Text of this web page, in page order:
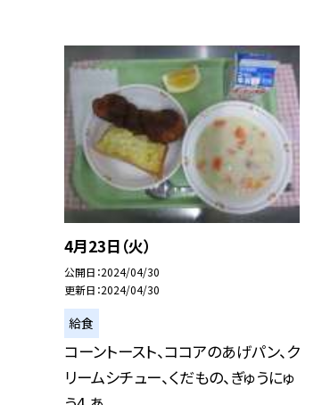
4月23日（火）
公開日 2024/04/30
更新日 2024/04/30
給食
コーントースト、ココアのあげパン、ク
リームシチュー、くだもの、ぎゅうにゅ